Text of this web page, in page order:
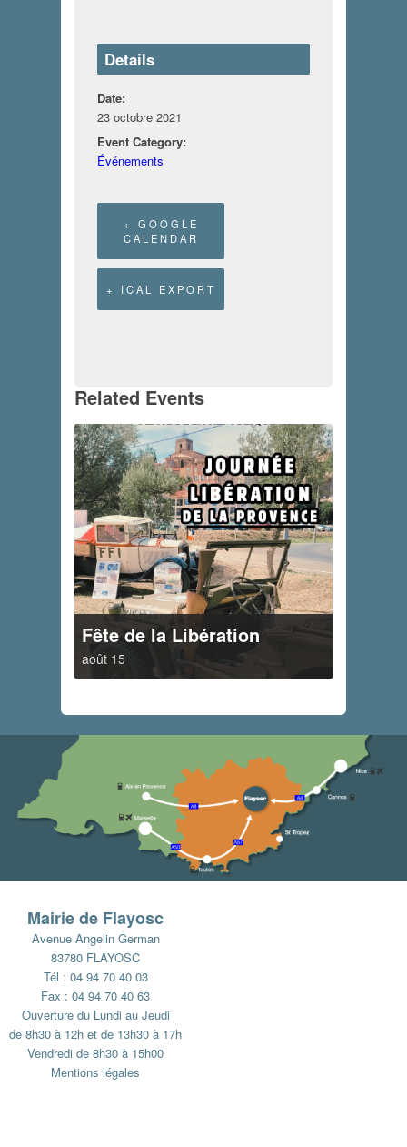
Details
Date:
23 octobre 2021
Event Category:
Événements
+ GOOGLE
CALENDAR
+ ICAL EXPORT
Related Events
Fête de la Libération
août 15
Mairie de Flayosc
Avenue Angelin German
83780 FLAYOSC
Tél : 04 94 70 40 03
Fax : 04 94 70 40 63
Ouverture du Lundi au Jeudi
de 8h30 à 12h et de 13h30 à 17h
Vendredi de 8h30 à 15h00
Mentions légales